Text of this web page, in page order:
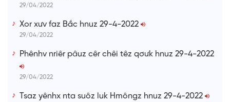
29/04/2022
Xor xưv faz Bắc hnuz 29-4-2022
29/04/2022
Phênhv nriêr pâuz cêr chêi têz qơưk hnuz 29-4-2022
29/04/2022
Tsaz yênhx nta suôz luk Hmôngz hnuz 29-4-2022